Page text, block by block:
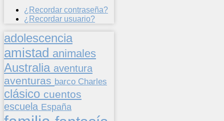
¿Recordar contraseña?
¿Recordar usuario?
adolescencia
amistad animales
Australia aventura
aventuras barco Charles
clásico cuentos
escuela España